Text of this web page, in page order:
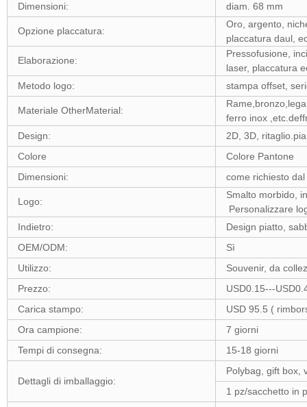
Dimensioni: diam. 68 mm
Opzione placcatura:
Oro, argento,
placcatura daul,
Elaborazione:
Pressofusione,
laser, placcatura
Metodo logo:
stampa offset,
Materiale OtherMaterial:
ferro inox
Design:
2D, 3D,
Colore
Colore Pantone
Dimensioni:
come richiesto
Logo:
Smalto morbido,
Personalizzare
Indietro:
Design piatto,
OEM/ODM:
Sì
Utilizzo:
Souvenir, da
Prezzo:
USD0.15---
Carica stampo:
USD 95.5 (
Ora campione:
7 giorni
Tempi di consegna:
15-18 giorni
Dettagli di imballaggio:
Polybag, gift box,
1 pz/sacchetto in